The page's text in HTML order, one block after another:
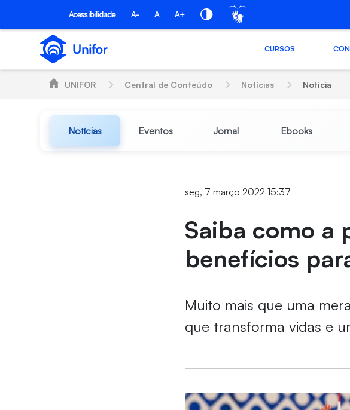
Pular para o Conteúdo principal
Acessibilidade A- A A+
CURSOS
UNIFOR Central de Conteúdo Notícias Notícia
Notícias Eventos Jornal Ebooks
seg, 7 março 2022 15:37
Saiba como a
benefícios
Muito mais que uma
que transforma vidas e